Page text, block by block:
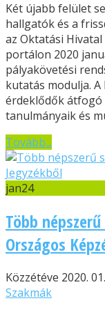
Két újabb felület
hallgatók és a
az Oktatási
portálon 2020
pályakövetési
kutatás modulja.
érdeklődők
tanulmányaik és
Tovább...
jan24
Több
Országos
Közzétéve 2020.
Szakmák